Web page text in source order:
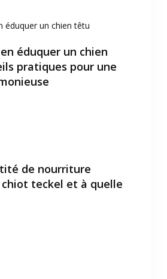
éduquer un chien
pratiques pour une
de nourriture
teckel et à quelle